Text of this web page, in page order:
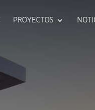
PROYECTOS